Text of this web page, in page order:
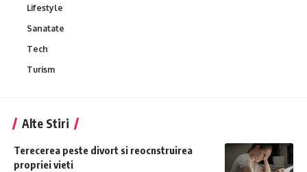
Lifestyle
Sanatate
Tech
Turism
Alte Stiri
Terecerea peste divort si reocnstruirea
propriei vieti